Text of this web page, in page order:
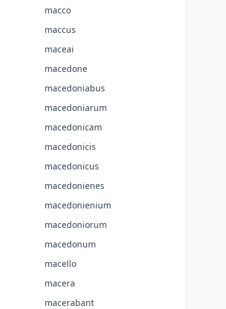
macco
maccus
maceai
macedone
macedoniabus
macedoniarum
macedonicam
macedonicis
macedonicus
macedonienes
macedonienium
macedoniorum
macedonum
macello
macera
macerabant